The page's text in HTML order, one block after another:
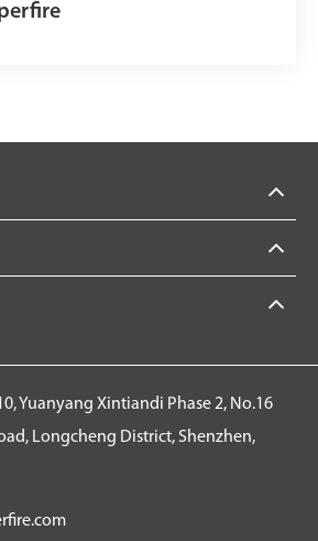
Yuanyang Xintiandi Phase 2, No.16
Longcheng District, Shenzhen,